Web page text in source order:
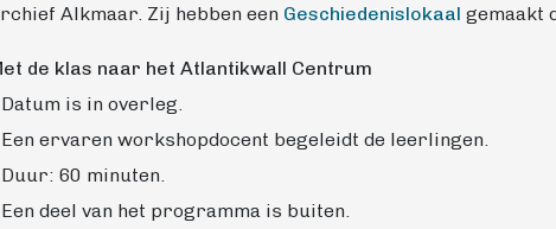
Alkmaar. Zij hebben een Geschiedenislokaal gemaakt
de klas naar het Atlantikwall Centrum
Datum is in overleg.
Een ervaren workshopdocent begeleidt de leerlingen.
Duur: 60 minuten.
Een deel van het programma is buiten.